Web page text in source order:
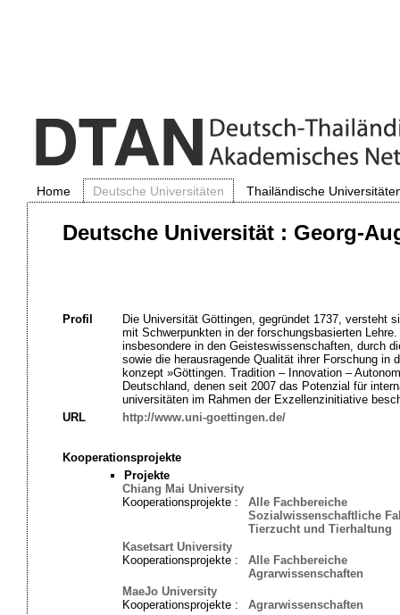
Home Deutsche Universitäten Thailändische
Deutsche Universität : Georg-
Profil
Die Universität Göttingen, gegründet 1737, versteht
mit Schwerpunkten in der forschungsbasierten
insbesondere in den Geisteswissenschaften, durch
sowie die herausragende Qualität ihrer Forschung in
konzept »Göttingen. Tradition – Innovation –
Deutschland, denen seit 2007 das Potenzial für
universitäten im Rahmen der Exzellenzinitiative
URL
http://www.uni-goettingen.de/
Kooperationsprojekte
Projekte
Chiang Mai University
Kooperationsprojekte :
Alle Fachbereiche
Sozialwissenschaftliche
Tierzucht und Tierhaltung
Kasetsart University
Kooperationsprojekte :
Alle Fachbereiche
Agrarwissenschaften
MaeJo University
Kooperationsprojekte :
Agrarwissenschaften